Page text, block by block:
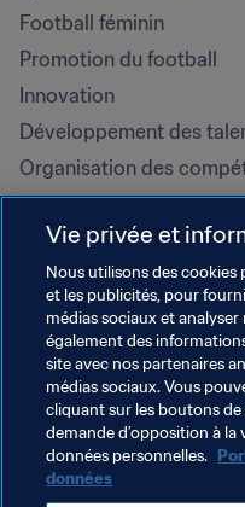
Football féminin
Promotion du football
Innovation
Développement des
Organisation des
Développement durable
Droits de l'homme et
la discrimination
Santé et médical
Initiatives en matière de
formation
Vie privée et
Nous utilisons des
et les publicités, pour
médias sociaux et
également des
site avec nos partenaires
médias sociaux. Vous
cliquant sur les boutons
demande d’opposition à
données personnelles.
données